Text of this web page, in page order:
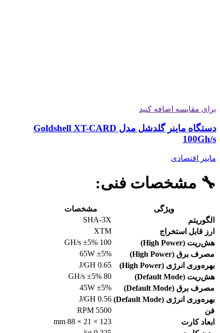
برای مقایسه اضافه کنید
دستگاه ماینر گلدشل مدل Goldshell XT-CARD
100Gh/s
ماینر اقتصادی
🔧 مشخصات فنی:
ویژگی
مشخصات
الگوریتم
SHA-3X
ارز قابل استخراج
XTM
هش‌ریت (High Power)
100 GH/s ±5%
مصرف برق (High Power)
65W ±5%
بهره‌وری انرژی (High Power)
0.65 J/GH
هش‌ریت (Default Mode)
80 GH/s ±5%
مصرف برق (Default Mode)
45W ±5%
بهره‌وری انرژی (Default Mode)
0.56 J/GH
فن
5500 RPM
ابعاد کارت
123 × 21 × 88 mm